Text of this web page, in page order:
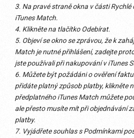
3. Na pravé straně okna v části Rychlé
iTunes Match.
4. Klikněte na tlačítko Odebírat.
5. Objeví se okno se zprávou, že k
Match je nutné přihlášení, zadejte
jste používali při nakupování v iTunes
6. Můžete být požádáni o ověření
přidáte platný způsob platby, klikněte
předplatného iTunes Match můžete
ale přesto musíte mít při objednávání
platby.
7. Vyjádřete souhlas s Podmínkami